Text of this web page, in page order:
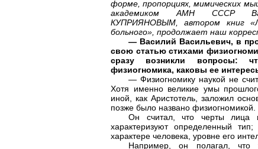
форме, пропорциях, мимических
академиком АМН СССР
КУПРИЯНОВЫМ, автором книг
больного», продолжает наш
— Василий Васильевич, в
свою статью стихами
сразу возникли
физиогномика, каковы ее
— Физиогномику наукой не
Хотя именно великие умы
иной, как Аристотель, заложил
позже было названо физиогномикой.
Он считал, что черты лица
характеризуют определенный
характере человека, уровне его
Например, он полагал,